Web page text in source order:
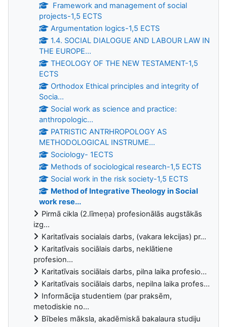
Framework and management of social
projects-1,5 ECTS
Argumentation logics-1,5 ECTS
1.4. SOCIAL DIALOGUE AND LABOUR LAW IN
THE EUROPE...
THEOLOGY OF THE NEW TESTAMENT-1,5
ECTS
Orthodox Ethical principles and integrity of
Socia...
Social work as science and practice:
anthropologic...
PATRISTIC ANTRHROPOLOGY AS
METHODOLOGICAL INSTRUME...
Sociology- 1ECTS
Methods of sociological research-1,5 ECTS
Social work in the risk society-1,5 ECTS
Method of Integrative Theology in Social
work rese...
Pirmā cikla (2.līmeņa) profesionālās augstākās
izg...
Karitatīvais socialais darbs, (vakara lekcijas) pr...
Karitatīvais sociālais darbs, neklātiene
profesion...
Karitatīvais sociālais darbs, pilna laika profesio...
Karitatīvais sociālais darbs, nepilna laika profes...
Informācija studentiem (par praksēm,
metodiskie no...
Bībeles māksla, akadēmiskā bakalaura studiju